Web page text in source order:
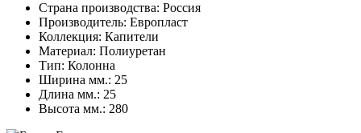
Страна производства: Россия
Производитель: Европласт
Коллекция: Капители
Материал: Полиуретан
Тип: Колонна
Ширина мм.: 25
Длина мм.: 25
Высота мм.: 280